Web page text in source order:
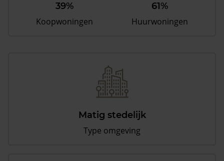
39%
Koopwoningen
61%
Huurwoningen
Matig stedelijk
Type omgeving